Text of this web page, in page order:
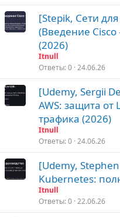
[Stepik, Сети
(Введение
(2026)
Itnull
Ответы 0 24.06.26
[Udemy, Sergii
AWS: защита от
трафика (2026)
Itnull
Ответы 0 24.06.26
[Udemy,
Kubernetes:
Itnull
Ответы 0 22.06.26